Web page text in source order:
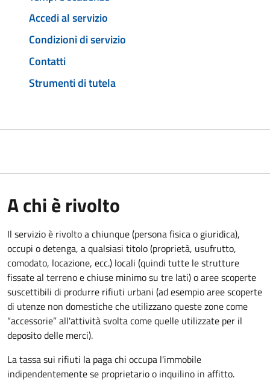
Accedi al servizio
Condizioni di servizio
Contatti
Strumenti di tutela
A chi è rivolto
Il servizio è rivolto a chiunque (persona fisica o giuridica),
occupi o detenga, a qualsiasi titolo (proprietà, usufrutto,
comodato, locazione, ecc.) locali (quindi tutte le strutture
fissate al terreno e chiuse minimo su tre lati) o aree scoperte
suscettibili di produrre rifiuti urbani (ad esempio aree scoperte
di utenze non domestiche che utilizzano queste zone come
“accessorie” all'attività svolta come quelle utilizzate per il
deposito delle merci).
La tassa sui rifiuti la paga chi occupa l'immobile
indipendentemente se proprietario o inquilino in affitto.